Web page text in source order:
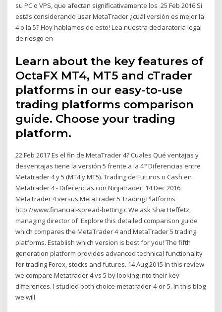
su PC o VPS, que afectan significativamente los 25 Feb 2016 Si
estás considerando usar MetaTrader ¿cuál versión es mejor la
4 o la 5? Hoy hablamos de esto! Lea nuestra declaratoria legal
de riesgo en
Learn about the key features of
OctaFX MT4, MT5 and cTrader
platforms in our easy-to-use
trading platforms comparison
guide. Choose your trading
platform.
22 Feb 2017 Es el fin de MetaTrader 4? Cuales Qué ventajas y
desventajas tiene la versión 5 frente a la 4? Diferencias entre
Metatrader 4 y 5 (MT4 y MT5). Trading de Futuros o Cash en
Metatrader 4 - Diferencias con Ninjatrader 14 Dec 2016
MetaTrader 4 versus MetaTrader 5 Trading Platforms
http://www.financial-spread-betting.c We ask Shai Heffetz,
managing director of Explore this detailed comparison guide
which compares the MetaTrader 4 and MetaTrader 5 trading
platforms. Establish which version is best for you! The fifth
generation platform provides advanced technical functionality
for trading Forex, stocks and futures. 14 Aug 2015 In this review
we compare Metatrader 4 vs 5 by looking into their key
differences. I studied both choice-metatrader-4-or-5. In this blog
we will